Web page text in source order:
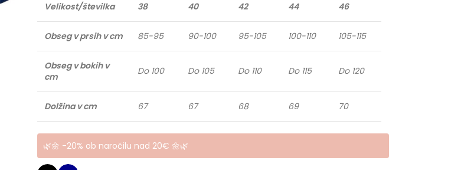
Velikost/številka 38 40 42 44 46
Obseg v prsih v cm 85-95 90-100 95-105 100-110 105-115
Obseg v bokih v
cm
Do 100 Do 105 Do 110 Do 115 Do 120
Dolžina v cm 67 67 68 69 70
🌿🌼 -20% ob naročilu nad 20€ 🌼🌿